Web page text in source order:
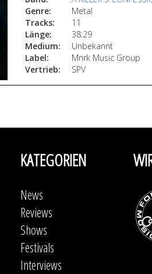
Genre:
Metal
Tracks:
11
Länge:
38:29
Medium:
Unbekannt
Label:
Mnrk Music Group
Vertrieb:
SPV
KATEGORIEN
News
Reviews
Shows
Festivals
Interviews